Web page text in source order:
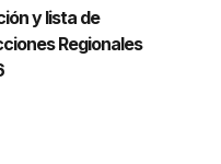
y lista de
Regionales